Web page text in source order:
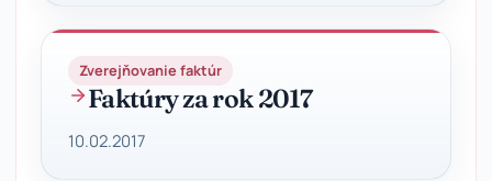
Zverejňovanie faktúr
Faktúry za rok 2017
10.02.2017